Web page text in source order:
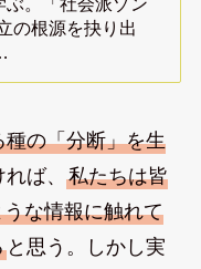
の根源を抉り出
種の「分断」を生
ば、 私たちは皆
な情報に触れて
と思う。しかし実